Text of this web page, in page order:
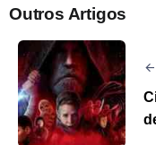
Outros Artigos